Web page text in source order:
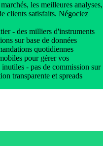
les meilleures analyses,
clients satisfaits. Négociez
- des milliers d'instruments
sur base de données
quotidiennes
pour gérer vos
- pas de commission sur
transparente et spreads